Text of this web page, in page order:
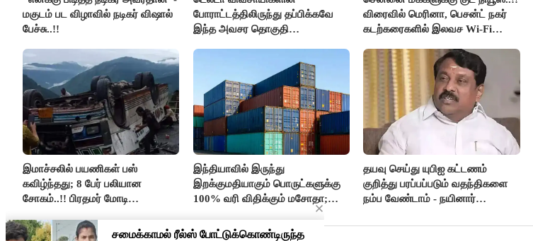
மகுடம் பட விழாவில் நடிகர் விஷால்
பேச்சு..!!
போராட்டத்திலிருந்து தப்பிக்கவே
இந்த அவசர தொகுதி
விரைவில் மெரினா, பெசன்ட் நகர்
கடற்கரைகளில் இலவச Wi-Fi
இமாச்சலில் பயணிகள் பஸ்
கவிழ்ந்தது; 8 பேர் பலியான
சோகம்..!! பிரதமர் மோடி
இந்தியாவில் இருந்து
இறக்குமதியாகும் பொருட்களுக்கு
100% வரி விதிக்கும் மசோதா;
அமெரிக்கா நிறைவேற்றம்..!!
தயவு செய்து யுபிஐ கட்டணம்
குறித்து பரப்பப்படும் வதந்திகளை
நம்ப வேண்டாம் - நயினார்